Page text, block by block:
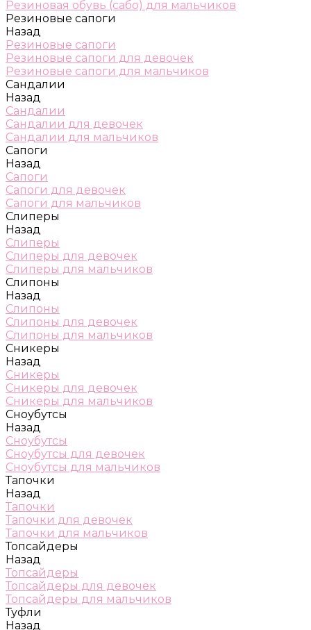
Резиновая обувь (сабо) для мальчиков
Резиновые сапоги
Назад
Резиновые сапоги
Резиновые сапоги для девочек
Резиновые сапоги для мальчиков
Сандалии
Назад
Сандалии
Сандалии для девочек
Сандалии для мальчиков
Сапоги
Назад
Сапоги
Сапоги для девочек
Сапоги для мальчиков
Слиперы
Назад
Слиперы
Слиперы для девочек
Слиперы для мальчиков
Слипоны
Назад
Слипоны
Слипоны для девочек
Слипоны для мальчиков
Сникеры
Назад
Сникеры
Сникеры для девочек
Сникеры для мальчиков
Сноубутсы
Назад
Сноубутсы
Сноубутсы для девочек
Сноубутсы для мальчиков
Тапочки
Назад
Тапочки
Тапочки для девочек
Тапочки для мальчиков
Топсайдеры
Назад
Топсайдеры
Топсайдеры для девочек
Топсайдеры для мальчиков
Туфли
Назад